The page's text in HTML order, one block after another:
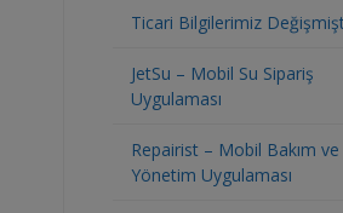
Ticari Bilgilerimiz
JetSu – Mobil Su Sipariş
Uygulaması
Repairist – Mobil Bakım ve
Yönetim Uygulaması